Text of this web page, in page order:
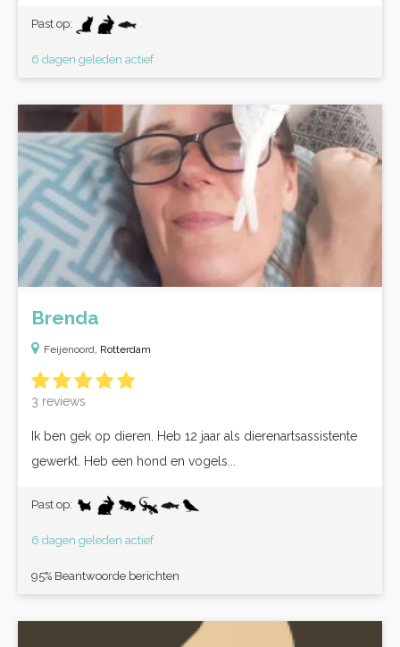
Past op:
6 dagen geleden actief
Brenda
Feijenoord, Rotterdam
3 reviews
Ik ben gek op dieren. Heb 12 jaar als dierenartsassistente
gewerkt. Heb een hond en vogels...
Past op:
6 dagen geleden actief
95% Beantwoorde berichten